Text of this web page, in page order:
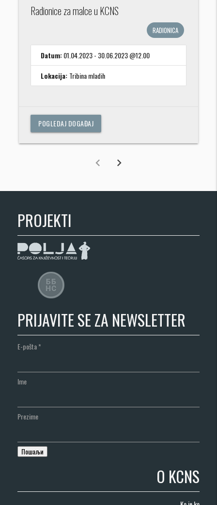
Radionice za malce u KCNS
RADIONICA
Datum:01.04.2023 - 30.06.2023 @12.00
Lokacija: Tribina mladih
POGLEDAJ DOGAĐAJ
chevron_left chevron_right
PROJEKTI
PRIJAVITE SE ZA NEWSLETTER
E-pošta*
Ime
Prezime
O KCNS